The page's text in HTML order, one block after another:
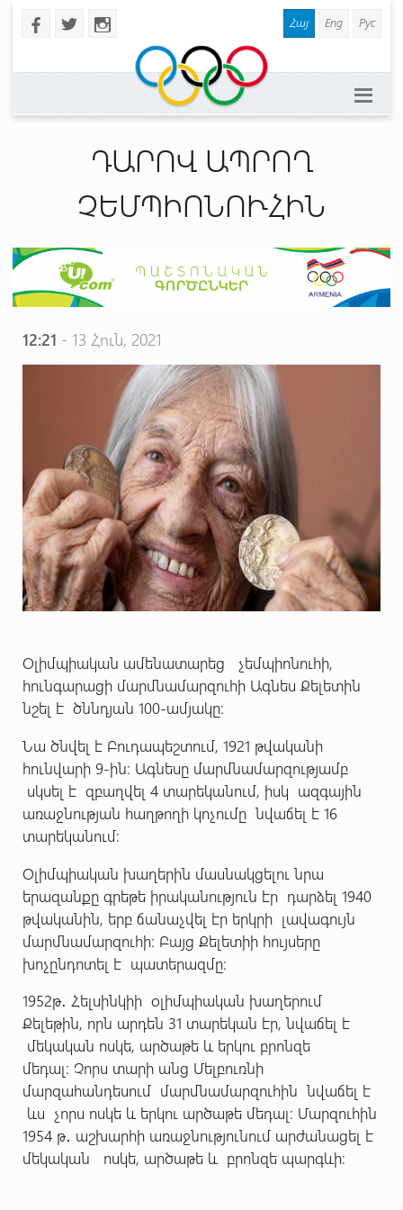
b a x Հայ Eng Рус
ԴԱՐՈՎ ԱՊՐՈՂ
ՉԵՄՊԻՈՆՈՒՀԻՆ
12:21 - 13 Հուն, 2021
Օլիմպիական ամենատարեց չեմպիոնուհի,
հունգարացի մարմնամարզուհի Ագնես Քելետին
նշել է ծննդյան 100-ամյակը:
Նա ծնվել է Բուդապեշտում, 1921 թվականի
հունվարի 9-ին: Ագնեսը մարմնամարզությամբ
սկսել է զբաղվել 4 տարեկանում, իսկ ազգային
առաջնության հաղթողի կոչումը նվաճել է 16
տարեկանում:
Օլիմպիական խաղերին մասնակցելու նրա
երազանքը գրեթե իրականություն էր դարձել 1940
թվականին, երբ ճանաչվել էր երկրի լավագույն
մարմնամարզուհի: Բայց Քելետիի հույսերը
խոչընդոտել է պատերազմը:
1952թ․ Հելսինկիի օլիմպիական խաղերում
Քելեթին, որն արդեն 31 տարեկան էր, նվաճել է
մեկական ոսկե, արծաթե և երկու բրոնզե
մեդալ: Չորս տարի անց Մելբուռնի
մարզահանդեսում մարմնամարզուհին նվաճել է
ևս չորս ոսկե և երկու արծաթե մեդալ: Մարզուհին
1954 թ․ աշխարհի առաջնությունում արժանացել է
մեկական ոսկե, արծաթե և բրոնզե պարգևի: